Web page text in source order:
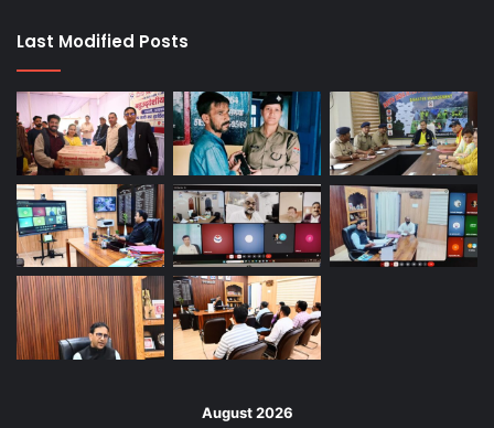
Last Modified Posts
August 2026